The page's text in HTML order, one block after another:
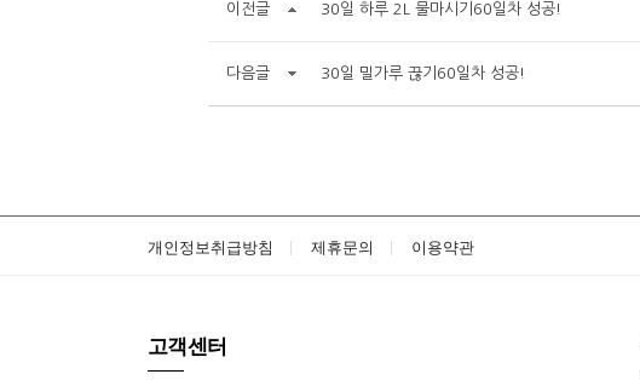
이전글 30일 하루 2L 물마시기60일차 성공!
다음글 30일 밀가루 끊기60일차 성공!
개인정보취급방침 제휴문의 이용약관
고객센터